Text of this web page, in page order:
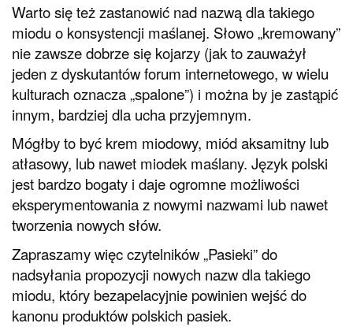
Warto się też zastanowić nad nazwą dla takiego
miodu o konsystencji maślanej. Słowo „kremowany”
nie zawsze dobrze się kojarzy (jak to zauważył
jeden z dyskutantów forum internetowego, w wielu
kulturach oznacza „spalone”) i można by je zastąpić
innym, bardziej dla ucha przyjemnym.
Mógłby to być krem miodowy, miód aksamitny lub
atłasowy, lub nawet miodek maślany. Język polski
jest bardzo bogaty i daje ogromne możliwości
eksperymentowania z nowymi nazwami lub nawet
tworzenia nowych słów.
Zapraszamy więc czytelników „Pasieki” do
nadsyłania propozycji nowych nazw dla takiego
miodu, który bezapelacyjnie powinien wejść do
kanonu produktów polskich pasiek.